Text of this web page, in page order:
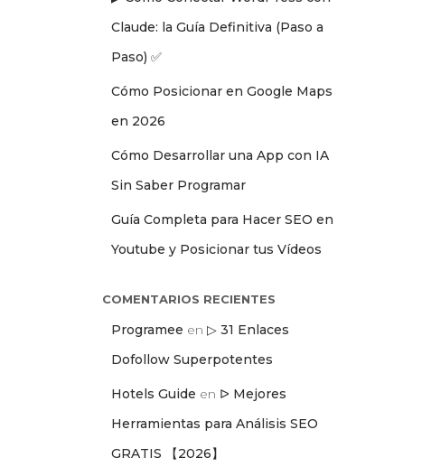
Claude: la Guía Definitiva (Paso a
Paso) ✅
Cómo Posicionar en Google Maps
en 2026
Cómo Desarrollar una App con IA
Sin Saber Programar
Guía Completa para Hacer SEO en
Youtube y Posicionar tus Vídeos
COMENTARIOS RECIENTES
Programee en ▷ 31 Enlaces
Dofollow Superpotentes
Hotels Guide en ᐅ Mejores
Herramientas para Análisis SEO
GRATIS 【2026】